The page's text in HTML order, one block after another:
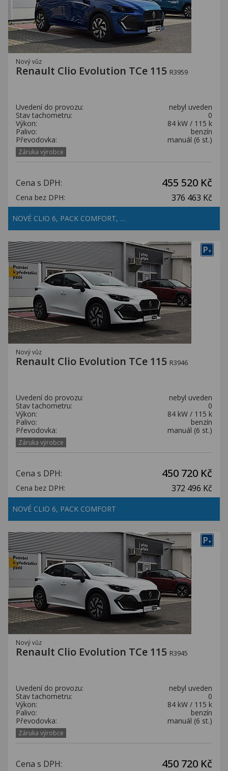
Nový vůz
Renault Clio Evolution TCe 115 R3959
Uvedení do provozu:
nebyl uveden
Stav tachometru:
0
Výkon:
84 kW / 115 k
Palivo:
benzín
Převodovka:
manuál (6 st.)
Záruka výrobce
Cena s DPH: 455 520 Kč
Cena bez DPH: 376 463 Kč
NOVÉ CLIO 6, PACK COMFORT, …
P+
Nový vůz
Renault Clio Evolution TCe 115 R3946
Uvedení do provozu:
nebyl uveden
Stav tachometru:
0
Výkon:
84 kW / 115 k
Palivo:
benzín
Převodovka:
manuál (6 st.)
Záruka výrobce
Cena s DPH: 450 720 Kč
Cena bez DPH: 372 496 Kč
NOVÉ CLIO 6, PACK COMFORT
P+
Nový vůz
Renault Clio Evolution TCe 115 R3945
Uvedení do provozu:
nebyl uveden
Stav tachometru:
0
Výkon:
84 kW / 115 k
Palivo:
benzín
Převodovka:
manuál (6 st.)
Záruka výrobce
Cena s DPH: 450 720 Kč